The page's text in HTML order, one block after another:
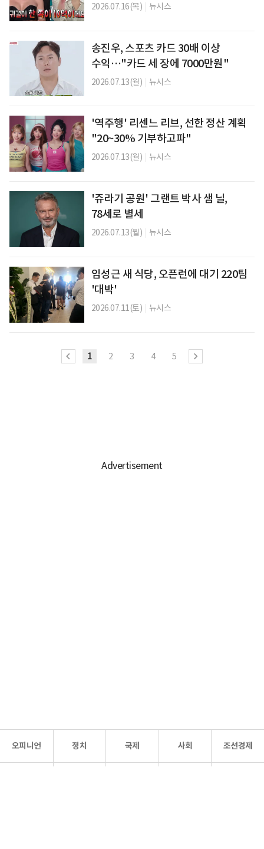
2026.07.16(목) 뉴시스
송진우, 스포츠 카드 30배 이상
수익…"카드 세 장에 7000만원"
2026.07.13(월) 뉴시스
'역주행' 리센느 리브, 선한 정산 계획
"20~30% 기부하고파"
2026.07.13(월) 뉴시스
'쥬라기 공원' 그랜트 박사 샘 닐,
78세로 별세
2026.07.13(월) 뉴시스
임성근 새 식당, 오픈런에 대기 220팀
'대박'
2026.07.11(토) 뉴시스
1 2 3 4 5
오피니언 정치 국제 사회 조선경제